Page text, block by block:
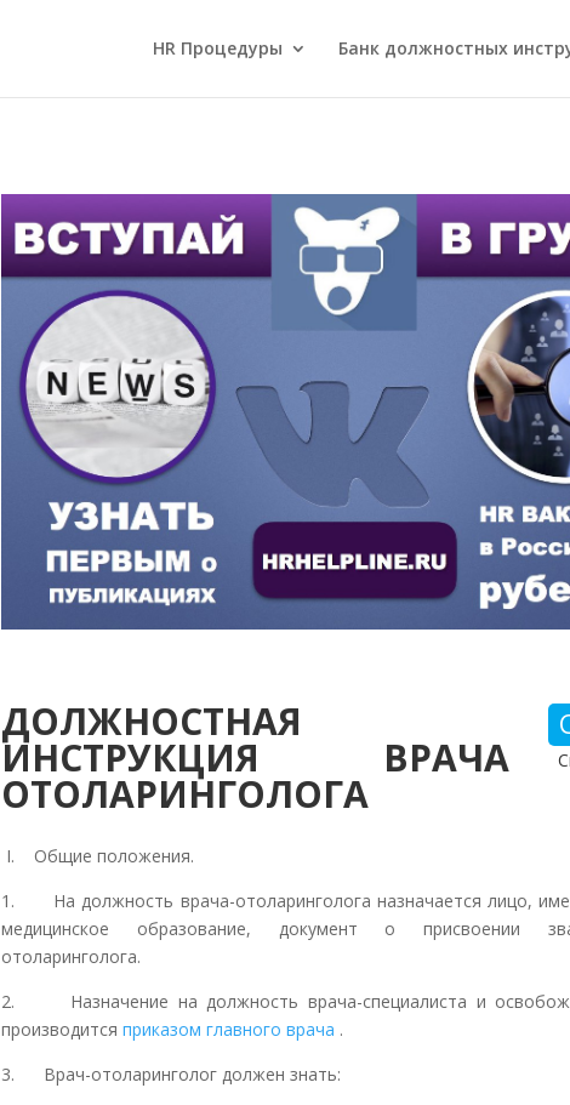
HR Процедуры Банк должностных
ДОЛЖНОСТНАЯ
ИНСТРУКЦИЯ ВРАЧА
ОТОЛАРИНГОЛОГА
I. Общие положения.
1. На должность врача-отоларинголога назначается лицо,
медицинское образование, документ о присвоении
отоларинголога.
2. Назначение на должность врача-специалиста и
производитсяприказом главного врача .
3. Врач-отоларинголог должен знать: